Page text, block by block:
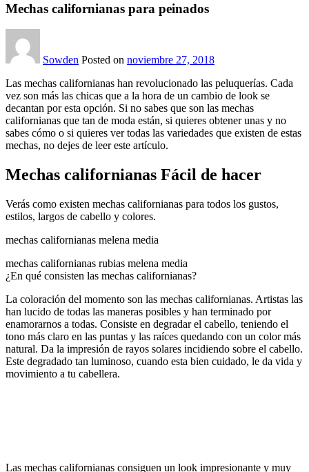
Mechas californianas para peinados
Sowden Posted on noviembre 27, 2018
Las mechas californianas han revolucionado las peluquerías. Cada
vez son más las chicas que a la hora de un cambio de look se
decantan por esta opción. Si no sabes que son las mechas
californianas que tan de moda están, si quieres obtener unas y no
sabes cómo o si quieres ver todas las variedades que existen de estas
mechas, no dejes de leer este artículo.
Mechas californianas Fácil de hacer
Verás como existen mechas californianas para todos los gustos,
estilos, largos de cabello y colores.
mechas californianas melena media
mechas californianas rubias melena media
¿En qué consisten las mechas californianas?
La coloración del momento son las mechas californianas. Artistas las
han lucido de todas las maneras posibles y han terminado por
enamorarnos a todas. Consiste en degradar el cabello, teniendo el
tono más claro en las puntas y las raíces quedando con un color más
natural. Da la impresión de rayos solares incidiendo sobre el cabello.
Este degradado tan luminoso, cuando esta bien cuidado, le da vida y
movimiento a tu cabellera.
Las mechas californianas consiguen un look impresionante y muy